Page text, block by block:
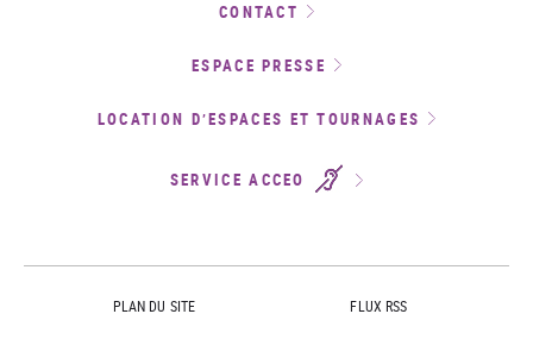
CONTACT
ESPACE PRESSE
LOCATION D’ESPACES ET TOURNAGES
SERVICE ACCEO
PLAN DU SITE FLUX RSS